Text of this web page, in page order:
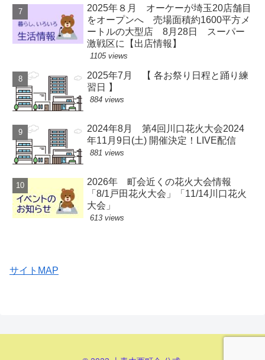
2025年８月 オーケーが埼玉20店舗目
をオープンへ 売場面積約1600平方メ
ートルの大型店 8月28日 スーパー
激戦区に【出店情報】
1105 views
2025年7月 【 各お祭り日程と踊り練
習日 】
884 views
2024年8月 第4回川口花火大会2024
年11月9日(土) 開催決定！LIVE配信
881 views
2026年 町会近くの花火大会情報
「8/1戸田花火大会」「11/14川口花火
大会」
613 views
サイトMAP